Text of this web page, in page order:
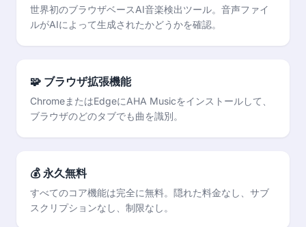
世界初のブラウザベースAI音楽検出ツール。音声ファイ
ルがAIによって生成されたかどうかを確認。
🧩 ブラウザ拡張機能
ChromeまたはEdgeにAHA Musicをインストールして、
ブラウザのどのタブでも曲を識別。
💰 永久無料
すべてのコア機能は完全に無料。隠れた料金なし、サブ
スクリプションなし、制限なし。